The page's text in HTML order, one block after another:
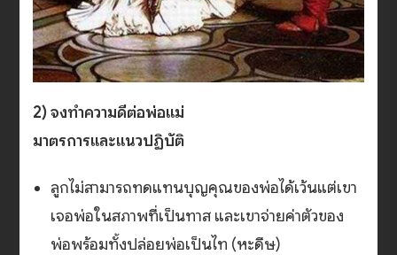
2) จงทำความดีต่อพ่อแม่
มาตรการและแนวปฏิบัติ
ลูกไม่สามารถทดแทนบุญคุณของพ่อได้เว้นแต่เขา
เจอพ่อในสภาพที่เป็นทาส และเขาจ่ายค่าตัวของ
พ่อพร้อมทั้งปล่อยพ่อเป็นไท (หะดีษ)